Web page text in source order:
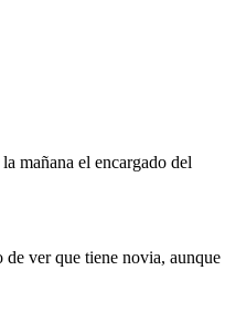
mañana el encargado del
de ver que tiene novia, aunque